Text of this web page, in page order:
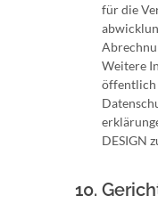
für die
Weitere
öffentlich
DESIGN
10.